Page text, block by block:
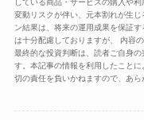
変動リスクが伴い、元本割れが生
ン結果は、将来の運用成果を保証
は十分配慮しておりますが、 内容
最終的な投資判断は、読者ご自身
す。本記事の情報を利用したこと
切の責任を負いかねますので、あら